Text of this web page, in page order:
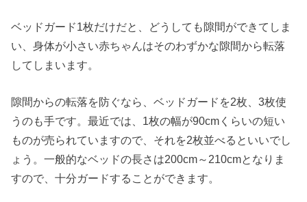
ベッドガード1枚だけだと、どうしても隙間ができてしま
い、身体が小さい赤ちゃんはそのわずかな隙間から転落
してしまいます。
隙間からの転落を防ぐなら、ベッドガードを2枚、3枚使
うのも手です。最近では、1枚の幅が90cmくらいの短い
ものが売られていますので、それを2枚並べるといいでし
ょう。一般的なベッドの長さは200cm～210cmとなりま
すので、十分ガードすることができます。